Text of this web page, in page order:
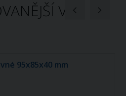
V
95x85x40 mm